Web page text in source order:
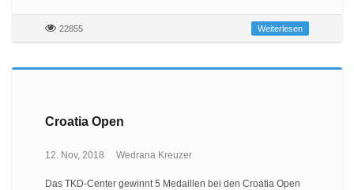
22855 Weiterlesen
Croatia Open
12. Nov, 2018 Wedrana Kreuzer
Das TKD-Center gewinnt 5 Medaillen bei den Croatia Open